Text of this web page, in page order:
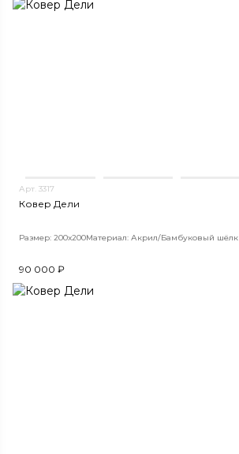
Арт. 3317
Ковер Дели
Размер: 200х200Материал: Акрил/Бамбуковый шёлк
90 000 ₽